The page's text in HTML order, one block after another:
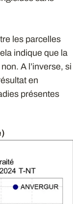
les parcelles
indique que la
A l’inverse, si
en
présentes